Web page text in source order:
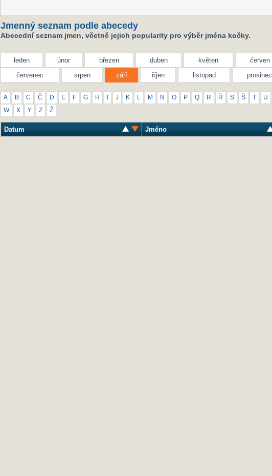
Jmenný seznam podle abecedy
Abecední seznam jmen, včetně jejich popularity pro výběr jména kočky.
leden únor březen duben květen
červen
červenec
srpen září říjen listopad prosinec
A B C Č D E F G H J K M N O P Q R Ř S Š T U
W X Y Z Ž
Datum Jméno